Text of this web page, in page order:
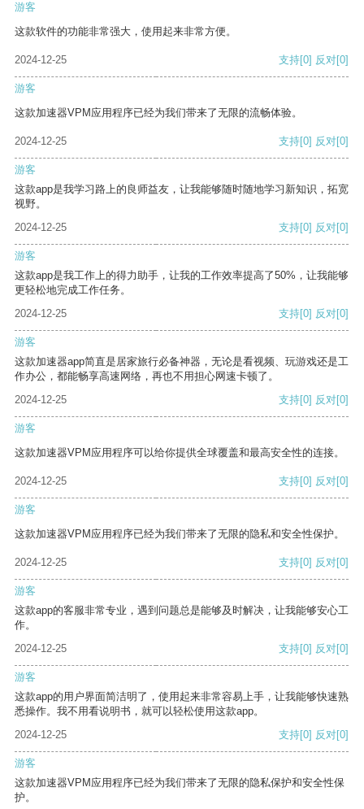
游客
这款软件的功能非常强大，使用起来非常方便。
2024-12-25 支持[0] 反对[0]
游客
这款加速器VPM应用程序已经为我们带来了无限的流畅体验。
2024-12-25 支持[0] 反对[0]
游客
这款app是我学习路上的良师益友，让我能够随时随地学习新知识，拓宽
视野。
2024-12-25
支持[0] 反对[0]
游客
这款app是我工作上的得力助手，让我的工作效率提高了50%，让我能够
更轻松地完成工作任务。
2024-12-25
支持[0] 反对[0]
游客
这款加速器app简直是居家旅行必备神器，无论是看视频、玩游戏还是工
作办公，都能畅享高速网络，再也不用担心网速卡顿了。
2024-12-25
支持[0] 反对[0]
游客
这款加速器VPM应用程序可以给你提供全球覆盖和最高安全性的连接。
2024-12-25 支持[0] 反对[0]
游客
这款加速器VPM应用程序已经为我们带来了无限的隐私和安全性保护。
2024-12-25 支持[0] 反对[0]
游客
这款app的客服非常专业，遇到问题总是能够及时解决，让我能够安心工
作。
2024-12-25
支持[0] 反对[0]
游客
这款app的用户界面简洁明了，使用起来非常容易上手，让我能够快速熟
悉操作。我不用看说明书，就可以轻松使用这款app。
2024-12-25
支持[0] 反对[0]
游客
这款加速器VPM应用程序已经为我们带来了无限的隐私保护和安全性保
护。